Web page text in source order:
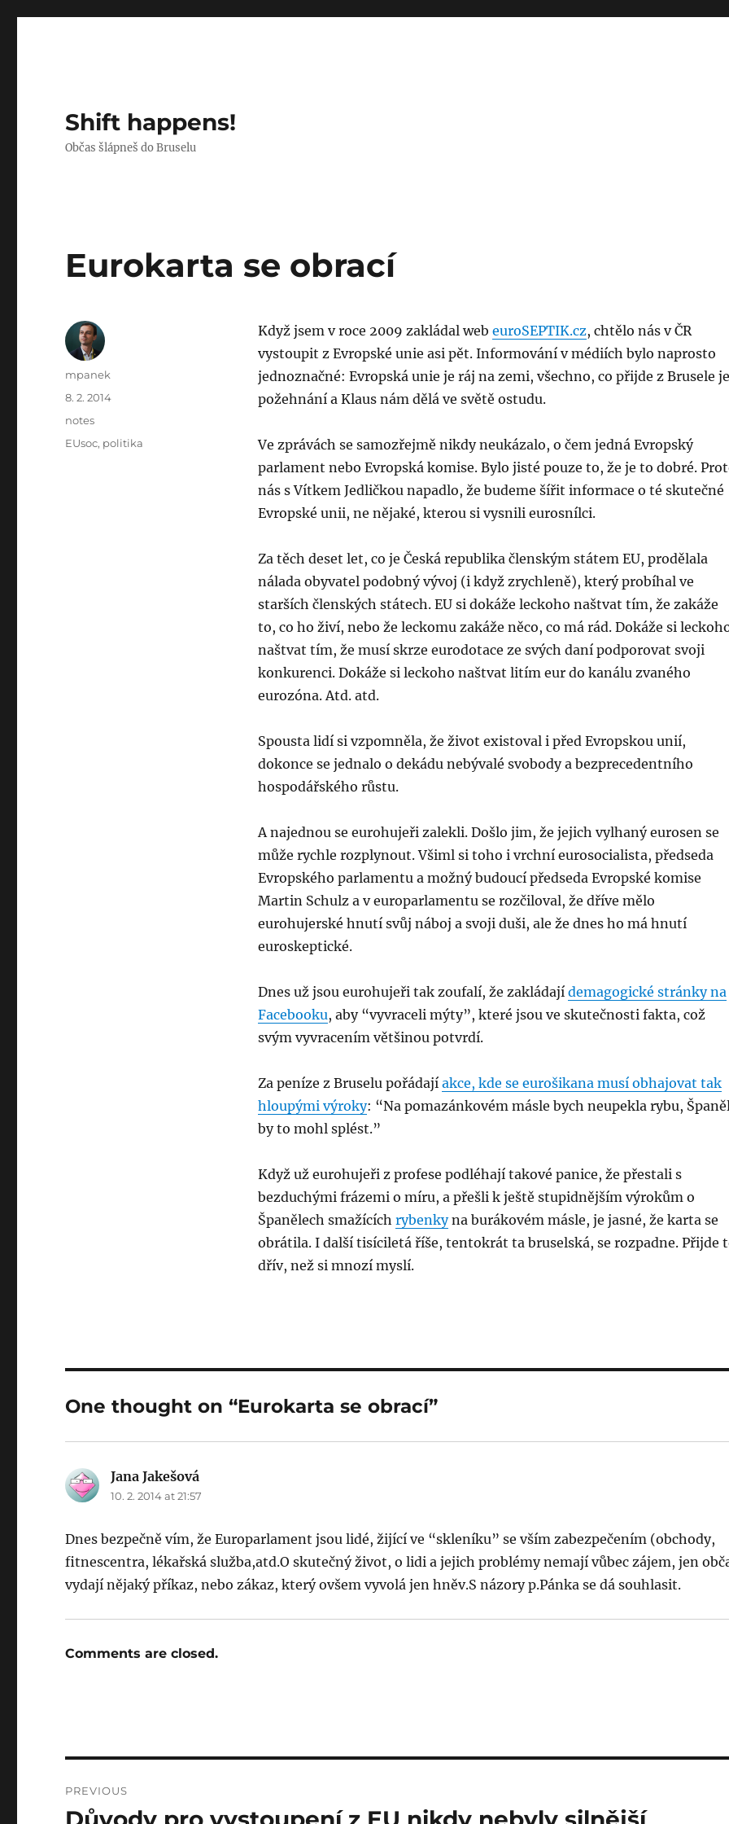
Shift happens!
Občas šlápneš do Bruselu
Eurokarta se obrací
Když jsem v roce 2009 zakládal web euroSEPTIK.cz, chtělo nás v ČR
vystoupit z Evropské unie asi pět. Informování v médiích bylo naprosto
jednoznačné: Evropská unie je ráj na zemi, všechno, co přijde z Brusele je
požehnání a Klaus nám dělá ve světě ostudu.
Ve zprávách se samozřejmě nikdy neukázalo, o čem jedná Evropský
parlament nebo Evropská komise. Bylo jisté pouze to, že je to dobré.
nás s Vítkem Jedličkou napadlo, že budeme šířit informace o té skutečné
Evropské unii, ne nějaké, kterou si vysnili eurosnílci.
Za těch deset let, co je Česká republika členským státem EU, prodělala
nálada obyvatel podobný vývoj (i když zrychleně), který probíhal ve
starších členských státech. EU si dokáže leckoho naštvat tím, že zakáže
to, co ho živí, nebo že leckomu zakáže něco, co má rád. Dokáže si
naštvat tím, že musí skrze eurodotace ze svých daní podporovat svoji
konkurenci. Dokáže si leckoho naštvat litím eur do kanálu zvaného
eurozóna. Atd. atd.
Spousta lidí si vzpomněla, že život existoval i před Evropskou unií,
dokonce se jednalo o dekádu nebývalé svobody a bezprecedentního
hospodářského růstu.
A najednou se eurohujeři zalekli. Došlo jim, že jejich vylhaný eurosen se
může rychle rozplynout. Všiml si toho i vrchní eurosocialista, předseda
Evropského parlamentu a možný budoucí předseda Evropské komise
Martin Schulz a v europarlamentu se rozčiloval, že dříve mělo
eurohujerské hnutí svůj náboj a svoji duši, ale že dnes ho má hnutí
euroskeptické.
Dnes už jsou eurohujeři tak zoufalí, že zakládají demagogické stránky na
Facebooku, aby “vyvraceli mýty”, které jsou ve skutečnosti fakta, což
svým vyvracením většinou potvrdí.
Za peníze z Bruselu pořádají akce, kde se eurošikana musí obhajovat tak
hloupými výroky: “Na pomazánkovém másle bych neupekla rybu,
by to mohl splést.”
Když už eurohujeři z profese podléhají takové panice, že přestali s
bezduchými frázemi o míru, a přešli k ještě stupidnějším výrokům o
Španělech smažících rybenkyna burákovém másle, je jasné, že karta se
obrátila. I další tisíciletá říše, tentokrát ta bruselská, se rozpadne. Přijde
dřív, než si mnozí myslí.
Author
mpanek
Posted
8. 2. 2014
Categories
notes
Tags
EUsoc, politika
One thought on “Eurokarta se obrací”
Jana Jakešová
10. 2. 2014 at 21:57
Dnes bezpečně vím, že Europarlament jsou lidé, žijící ve “skleníku” se vším zabezpečením (obchody,
fitnescentra, lékařská služba,atd.O skutečný život, o lidi a jejich problémy nemají vůbec zájem, jen
vydají nějaký příkaz, nebo zákaz, který ovšem vyvolá jen hněv.S názory p.Pánka se dá souhlasit.
Comments are closed.
navigation
PREVIOUS
Previous